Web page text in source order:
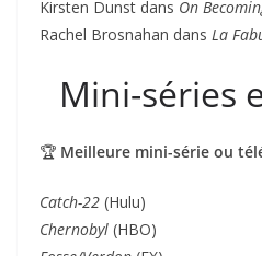
Kirsten Dunst dans On
Rachel Brosnahan dans La
Mini-séries
🏆 Meilleure mini-série ou
Catch-22 (Hulu)
Chernobyl (HBO)